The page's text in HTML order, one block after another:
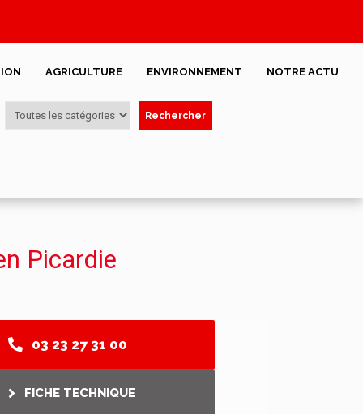
AGRICULTURE ENVIRONNEMENT NOTRE ACTU
Rechercher
Picardie
03 23 27 31 00
FICHE TECHNIQUE